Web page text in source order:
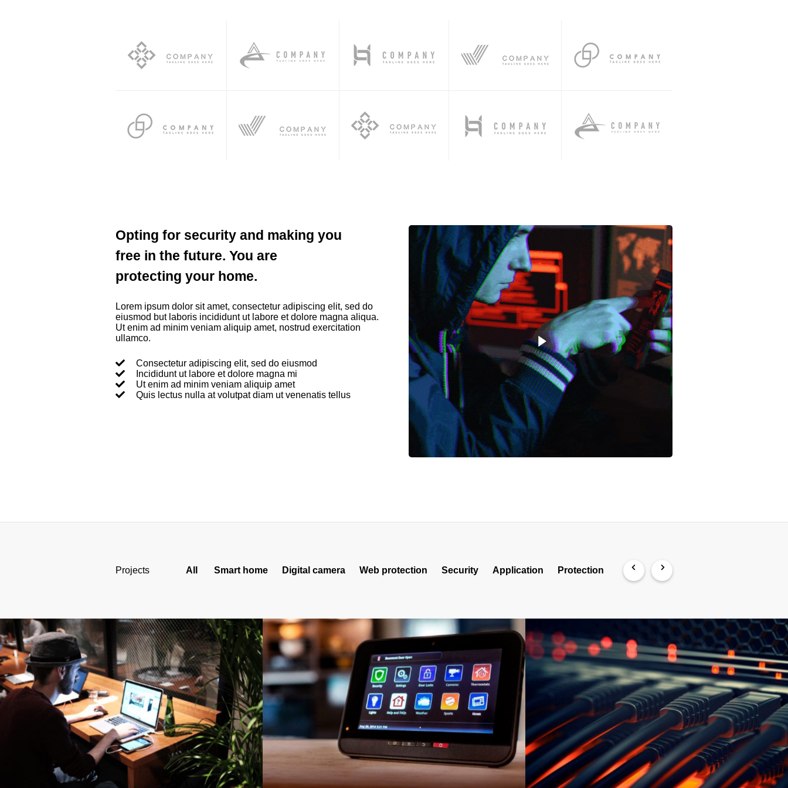
Opting for security and making you
free in the future. You are
protecting your home.
Lorem ipsum dolor sit amet, consectetur adipiscing elit, sed do
eiusmod but laboris incididunt ut labore et dolore magna aliqua.
Ut enim ad minim veniam aliquip amet, nostrud exercitation
ullamco.
Consectetur adipiscing elit, sed do eiusmod
Incididunt ut labore et dolore magna mi
Ut enim ad minim veniam aliquip amet
Quis lectus nulla at volutpat diam ut venenatis tellus
Projects All Smart home Digital camera Web protection Security Application Protection